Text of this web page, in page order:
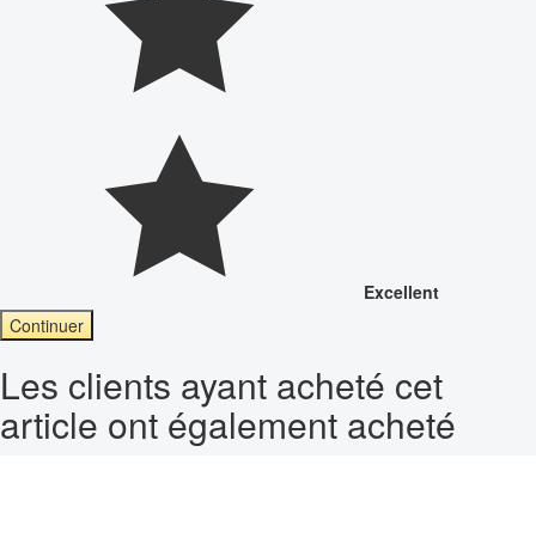
Excellent
Continuer
Les clients ayant acheté cet
article ont également acheté